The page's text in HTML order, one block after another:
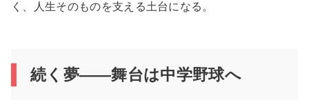
く、人生そのものを支える土台になる。
続く夢――舞台は中学野球へ